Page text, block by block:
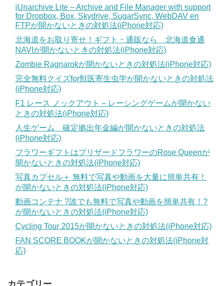
iUnarchive Lite – Archive and File Manager with support
for Dropbox, Box, Skydrive, SugarSync, WebDAV en
FTPが開かないときの対処法(iPhone対応)
北海道をお取り寄せ！ギフト・通販なら 北海道食通
NAVIが開かないときの対処法(iPhone対応)
Zombie Ragnarokが開かないときの対処法(iPhone対応)
完全無料クイズfor獣医寄生虫学が開かないときの対処法
(iPhone対応)
F1 レース ノックアウト – レーシングゲームが開かない
ときの対処法(iPhone対応)
人生ゲーム 確定拠出年金編が開かないときの対処法
(iPhone対応)
フラワーギフトはプリザードフラワーのRose Queenが
開かないときの対処法(iPhone対応)
写真カプセル＋ 無料で写真や動画を大量に簡単共有！
が開かないときの対処法(iPhone対応)
動画コンテナ ?誰でも無料で写真や動画を簡単共有！?
が開かないときの対処法(iPhone対応)
Cycling Tour 2015が開かないときの対処法(iPhone対応)
FAN SCORE BOOKが開かないときの対処法(iPhone対
応)